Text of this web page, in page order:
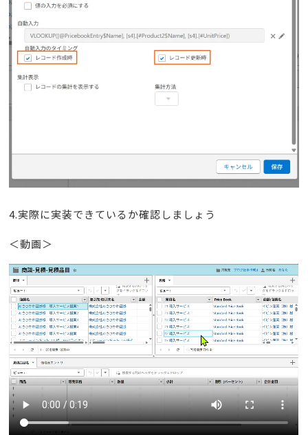
4.実際に実装できているか確認しましょう
＜動画＞